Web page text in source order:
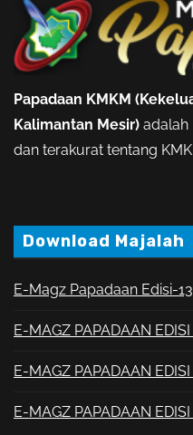
Papadaan KMKM
Kalimantan Mesir) adalah
dan terakurat tentang
Download Majalah
E-Magz Papadaan Edisi-
E-MAGZ PAPADAAN EDISI
E-MAGZ PAPADAAN EDISI
E-MAGZ PAPADAAN EDISI